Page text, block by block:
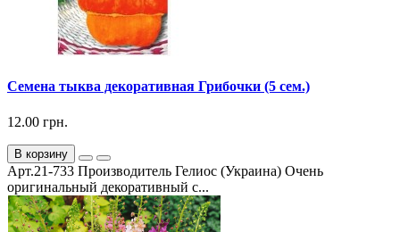
Семена тыква декоративная Грибочки (5 сем.)
12.00 грн.
В корзину
Арт.21-733 Производитель Гелиос (Украина) Очень
оригинальный декоративный с...